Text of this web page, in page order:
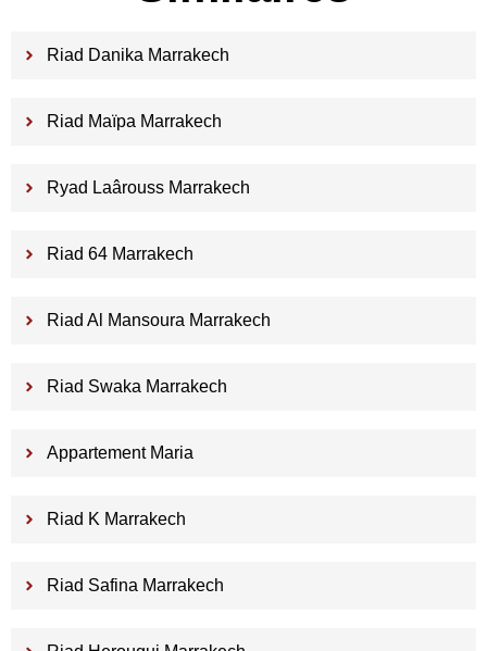
Riad Danika Marrakech
Riad Maïpa Marrakech
Ryad Laârouss Marrakech
Riad 64 Marrakech
Riad Al Mansoura Marrakech
Riad Swaka Marrakech
Appartement Maria
Riad K Marrakech
Riad Safina Marrakech